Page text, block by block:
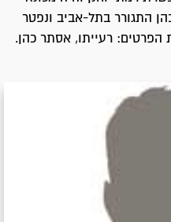
התגורר בתל-אביב ונפטר